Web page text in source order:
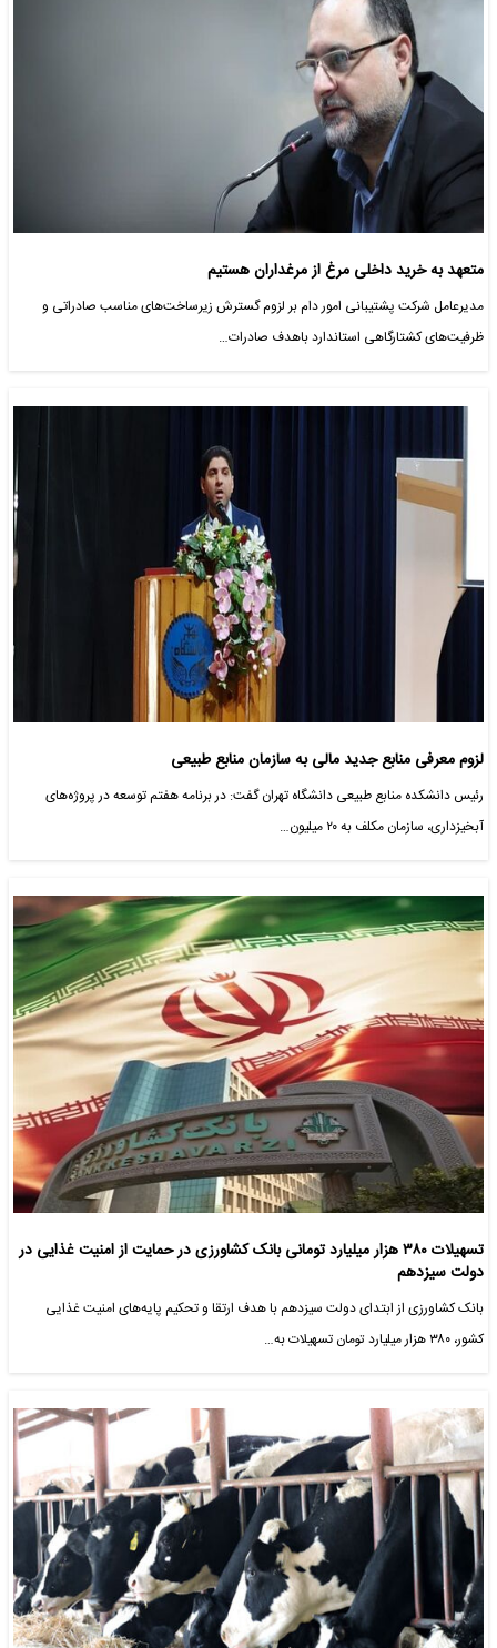
متعهد به خرید داخلی مرغ از مرغداران هستیم
مدیرعامل شرکت پشتیبانی امور دام بر لزوم گسترش زیرساخت‌های مناسب صادراتی و
ظرفیت‌های کشتارگاهی استاندارد باهدف صادرات…
لزوم معرفی منابع جدید مالی به سازمان منابع طبیعی
رئیس دانشکده منابع طبیعی دانشگاه تهران گفت: در برنامه هفتم توسعه در پروژه‌های
آبخیزداری، سازمان مکلف به ۲۰ میلیون…
تسهیلات ۳۸۰ هزار میلیارد تومانی بانک کشاورزی در حمایت از امنیت غذایی در
دولت سیزدهم
بانک کشاورزی از ابتدای دولت سیزدهم با هدف ارتقا و تحکیم پایه‌های امنیت غذایی
کشور، ۳۸۰ هزار میلیارد تومان تسهیلات به…